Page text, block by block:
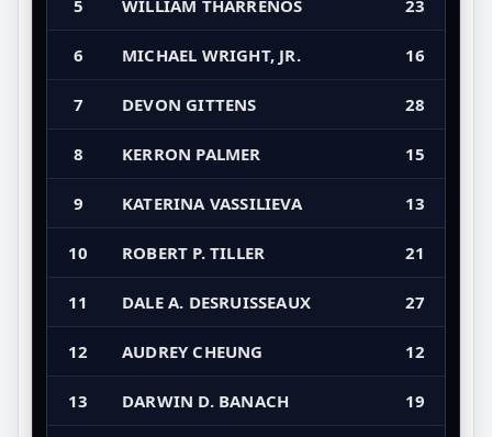
5 WILLIAM THARRENOS 23
6 MICHAEL WRIGHT, JR. 16
7 DEVON GITTENS 28
8 KERRON PALMER 15
9 KATERINA VASSILIEVA 13
10 ROBERT P. TILLER 21
11 DALE A. DESRUISSEAUX 27
12 AUDREY CHEUNG 12
13 DARWIN D. BANACH 19